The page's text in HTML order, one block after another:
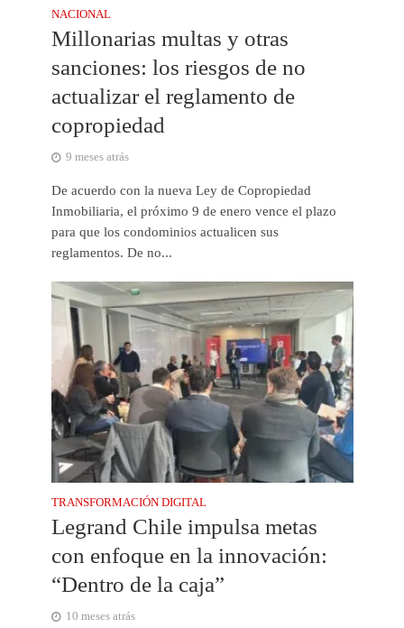
NACIONAL
Millonarias multas y otras
sanciones: los riesgos de no
actualizar el reglamento de
copropiedad
9 meses atrás
De acuerdo con la nueva Ley de Copropiedad
Inmobiliaria, el próximo 9 de enero vence el plazo
para que los condominios actualicen sus
reglamentos. De no...
TRANSFORMACIÓN DIGITAL
Legrand Chile impulsa metas
con enfoque en la innovación:
“Dentro de la caja”
10 meses atrás